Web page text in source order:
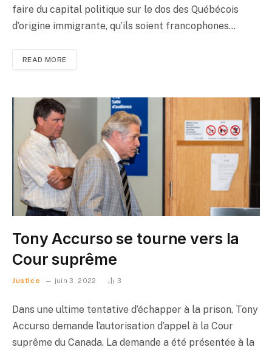
faire du capital politique sur le dos des Québécois
d’origine immigrante, qu’ils soient francophones…
READ MORE
Tony Accurso se tourne vers la
Cour suprême
Justice juin 3, 2022 3
Dans une ultime tentative d’échapper à la prison, Tony
Accurso demande l’autorisation d’appel à la Cour
suprême du Canada. La demande a été présentée à la